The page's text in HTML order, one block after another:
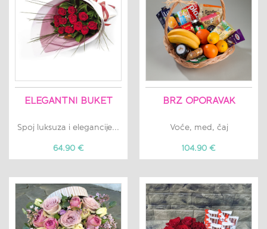
ELEGANTNI BUKET
Spoj luksuza i elegancije...
64.90 €
BRZ OPORAVAK
Voće, med, čaj
104.90 €